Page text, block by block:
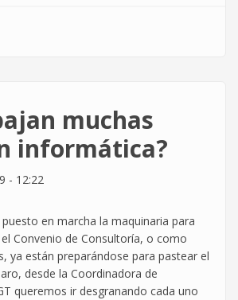
muchas
informática?
- 12:22
puesto en marcha la maquinaria para
Convenio de Consultoría, o como
ya están preparándose para pastear el
desde la Coordinadora de
queremos ir desgranando cada uno